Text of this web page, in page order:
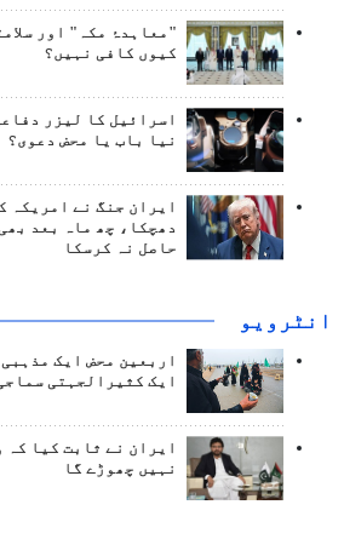
"معاہدۂ مکہ" اور
کیوں کافی نہیں؟
اسرائیل کا لیزر
نیا باب یا محض دعوی؟
ایران جنگ نے امریکہ
دھچکا، چھ ماہ بعد
حاصل نہ کرسکا
انٹرويو
اربعین محض ایک
ایک کثیرالجہتی
ایران نے ثابت کیا کہ
نہیں چھوڑے گا